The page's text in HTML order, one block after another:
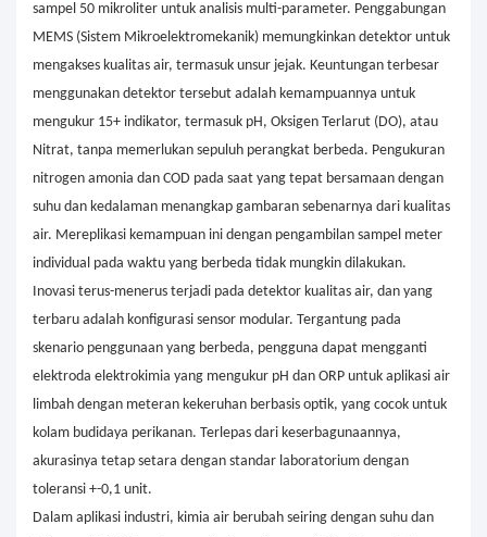
sampel 50 mikroliter untuk analisis multi-parameter. Penggabungan
MEMS (Sistem Mikroelektromekanik) memungkinkan detektor untuk
mengakses kualitas air, termasuk unsur jejak. Keuntungan terbesar
menggunakan detektor tersebut adalah kemampuannya untuk
mengukur 15+ indikator, termasuk pH, Oksigen Terlarut (DO), atau
Nitrat, tanpa memerlukan sepuluh perangkat berbeda. Pengukuran
nitrogen amonia dan COD pada saat yang tepat bersamaan dengan
suhu dan kedalaman menangkap gambaran sebenarnya dari kualitas
air. Mereplikasi kemampuan ini dengan pengambilan sampel meter
individual pada waktu yang berbeda tidak mungkin dilakukan.
Inovasi terus-menerus terjadi pada detektor kualitas air, dan yang
terbaru adalah konfigurasi sensor modular. Tergantung pada
skenario penggunaan yang berbeda, pengguna dapat mengganti
elektroda elektrokimia yang mengukur pH dan ORP untuk aplikasi air
limbah dengan meteran kekeruhan berbasis optik, yang cocok untuk
kolam budidaya perikanan. Terlepas dari keserbagunaannya,
akurasinya tetap setara dengan standar laboratorium dengan
toleransi +-0,1 unit.
Dalam aplikasi industri, kimia air berubah seiring dengan suhu dan